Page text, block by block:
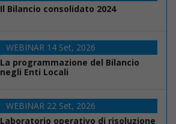
Il Bilancio consolidato 2024
WEBINAR 14 Set, 2026
La programmazione del Bilancio
negli Enti Locali
WEBINAR 22 Set, 2026
Laboratorio operativo di risoluzione